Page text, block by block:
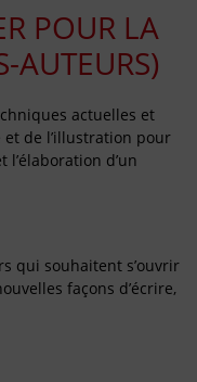
POUR LA
AUTEURS)
actuelles et
et de l’illustration pour
d’un
qui souhaitent s’ouvrir
façons d’écrire,